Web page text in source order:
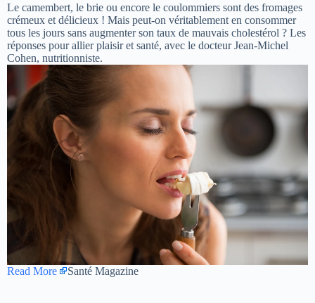
Le camembert, le brie ou encore le coulommiers sont des fromages
crémeux et délicieux ! Mais peut-on véritablement en consommer
tous les jours sans augmenter son taux de mauvais cholestérol ? Les
réponses pour allier plaisir et santé, avec le docteur Jean-Michel
Cohen, nutritionniste.
Read More Santé Magazine